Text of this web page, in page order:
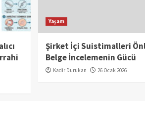
Yaşam
Şirket İçi Suistimalleri
Belge İncelemenin Gücü
Kadir Durukan 26 Ocak 2026